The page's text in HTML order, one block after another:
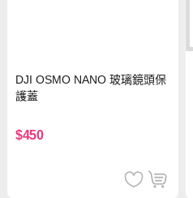
DJI OSMO NANO 玻璃鏡頭保
護蓋
$450